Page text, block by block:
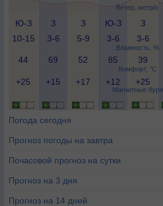
Ветер, метр/с
Влажность, %
Комфорт, °C
Магнитные бури
Ю-З
10-15
З
3-6
З
5-9
Ю-З
3-6
З
3-6
44 69 52 85 39
+25 +15 +17 +12 +25
Погода сегодня
Прогноз погоды на завтра
Почасовой прогноз на сутки
Прогноз на 3 дня
Прогноз на 14 дней